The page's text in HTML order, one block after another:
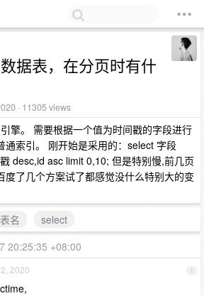
据表，在分页时有什
· 11305 views
擎。 需要根据一个值为时间戳的字段进行
通索引。 刚开始是采用的：select 字段
desc,id asc limit 0,10; 但是特别慢,前几页
度了几个方案试了都感觉没什么特别大的变
表名
select
20:25:35 +08:00
1
2020